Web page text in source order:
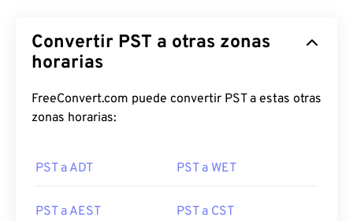
Convertir PST a otras zonas
horarias
FreeConvert.com puede convertir PST a estas otras
zonas horarias:
PST a ADT PST a WET
PST a AEST PST a CST